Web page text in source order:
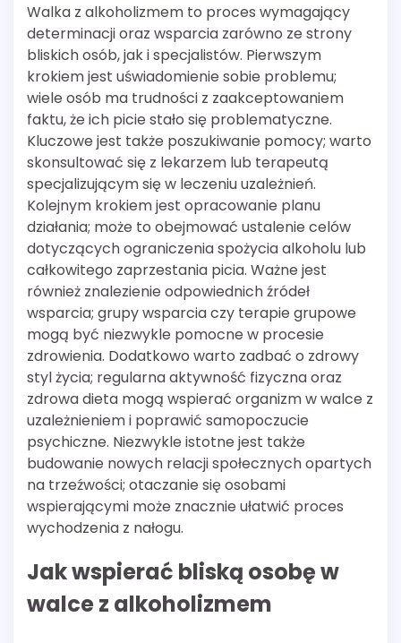
Walka z alkoholizmem to proces wymagający
determinacji oraz wsparcia zarówno ze strony
bliskich osób, jak i specjalistów. Pierwszym
krokiem jest uświadomienie sobie problemu;
wiele osób ma trudności z zaakceptowaniem
faktu, że ich picie stało się problematyczne.
Kluczowe jest także poszukiwanie pomocy; warto
skonsultować się z lekarzem lub terapeutą
specjalizującym się w leczeniu uzależnień.
Kolejnym krokiem jest opracowanie planu
działania; może to obejmować ustalenie celów
dotyczących ograniczenia spożycia alkoholu lub
całkowitego zaprzestania picia. Ważne jest
również znalezienie odpowiednich źródeł
wsparcia; grupy wsparcia czy terapie grupowe
mogą być niezwykle pomocne w procesie
zdrowienia. Dodatkowo warto zadbać o zdrowy
styl życia; regularna aktywność fizyczna oraz
zdrowa dieta mogą wspierać organizm w walce z
uzależnieniem i poprawić samopoczucie
psychiczne. Niezwykle istotne jest także
budowanie nowych relacji społecznych opartych
na trzeźwości; otaczanie się osobami
wspierającymi może znacznie ułatwić proces
wychodzenia z nałogu.
Jak wspierać bliską osobę w
walce z alkoholizmem